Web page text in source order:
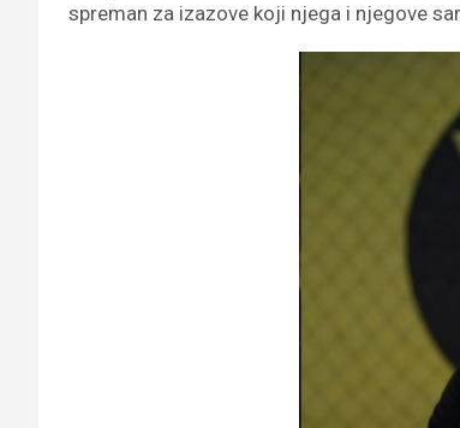
spreman za izazove koji njega i njegove